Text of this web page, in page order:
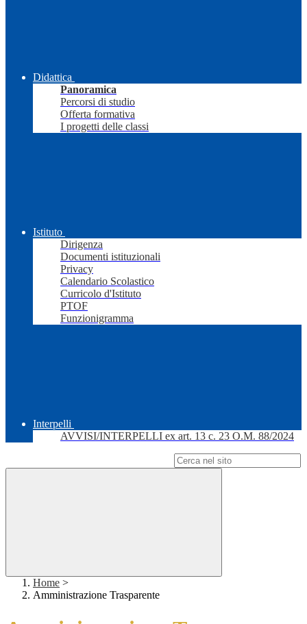
Didattica
Panoramica
Percorsi di studio
Offerta formativa
I progetti delle classi
Istituto
Dirigenza
Documenti istituzionali
Privacy
Calendario Scolastico
Curricolo d'Istituto
PTOF
Funzionigramma
Interpelli
AVVISI/INTERPELLI ex art. 13 c. 23 O.M. 88/2024
Home >
Amministrazione Trasparente